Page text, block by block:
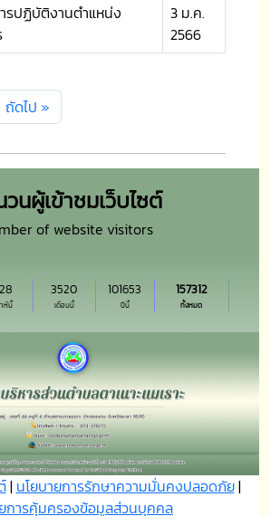
รปฏิบัติงานตำแหน่ง
3 ม.ค.
2566
ถัดไป »
นผู้เข้าชมเว็บไซต์
of website visitors
ห์นี้ เดือนนี้
3520
ปีนี้
101653
ทั้งหมด
157312
| นโยบายการรักษาความมั่นคงปลอดภัย|
การคุ้มครองข้อมูลส่วนบุุคคล